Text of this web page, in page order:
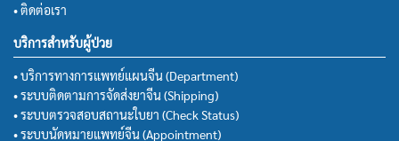
• ติดต่อเรา
บริการสำหรับผู้ป่วย
• บริการทางการแพทย์แผนจีน (Department)
• ระบบติดตามการจัดส่งยาจีน (Shipping)
• ระบบตรวจสอบสถานะใบยา (Check Status)
• ระบบนัดหมายแพทย์จีน (Appointment)